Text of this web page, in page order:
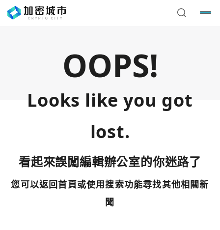
OOPS!
Looks like you got
lost.
看起來誤闖編輯辦公室的你迷路了
您可以返回首頁或使用搜索功能尋找其他相關新
聞
使用以下帳號繼續
您已閒置5分鐘，請點擊關閉按鈕或空白處，即可回到加密